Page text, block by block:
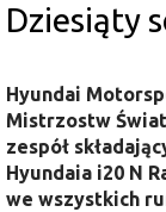
Dziesiąty
Hyundai
Mistrzostw
zespół
Hyundaia i20 N
we wszystkich